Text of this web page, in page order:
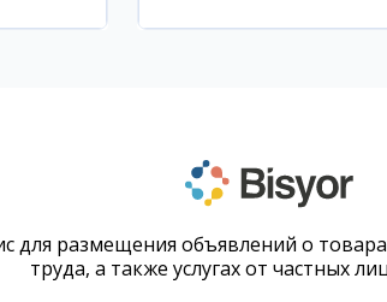
для размещения объявлений о
труда, а также услугах от частных